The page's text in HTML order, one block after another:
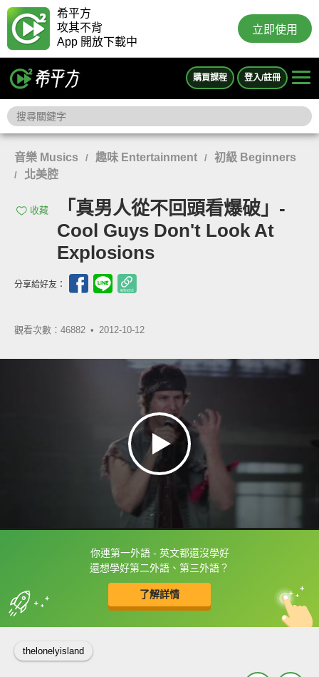
希平方
攻其不背
App 開放下載中
立即使用
購買課程 登入/註冊
音樂 Musics / 趣味 Entertainment / 初級 Beginners
/ 北美腔
收藏
「真男人從不回頭看爆破」-
Cool Guys Don't Look At
Explosions
分享給好友：
觀看次數：46882 • 2012-10-12
你連第一外語 - 英文都還沒學好
還想學好第二外語、第三外語？
了解詳情
框選或點兩下字幕可以直接查字典喔！
收錄佳句 中
英
thelonelyisland